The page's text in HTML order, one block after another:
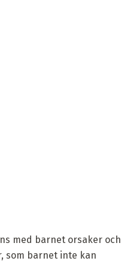
med barnet orsaker och
som barnet inte kan